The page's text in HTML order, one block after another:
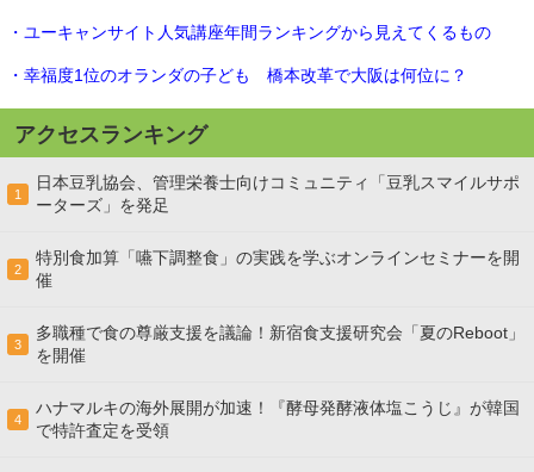
・ユーキャンサイト人気講座年間ランキングから見えてくるもの
・幸福度1位のオランダの子ども 橋本改革で大阪は何位に？
アクセスランキング
1
日本豆乳協会、管理栄養士向けコミュニティ「豆乳スマイルサポ
ーターズ」を発足
2
特別食加算「嚥下調整食」の実践を学ぶオンラインセミナーを開
催
3
多職種で食の尊厳支援を議論！新宿食支援研究会「夏のReboot」
を開催
4
ハナマルキの海外展開が加速！『酵母発酵液体塩こうじ』が韓国
で特許査定を受領